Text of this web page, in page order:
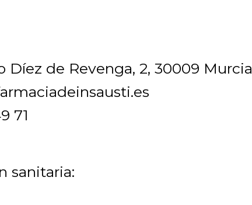
Díez de Revenga, 2, 30009 Murcia
71
sanitaria: